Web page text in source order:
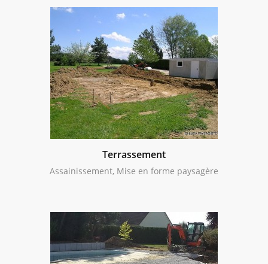
Terrassement
Assainissement, Mise en forme paysagère